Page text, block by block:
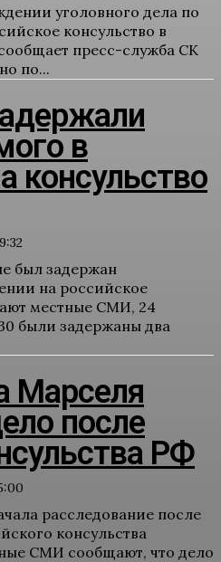
уголовного дела по
консульство в
пресс-служба СК
по...
в
консульство
был задержан
на российское
местные СМИ, 24
были задержаны два
Марселя
после
РФ
расследование после
консульства
СМИ сообщают, что дело